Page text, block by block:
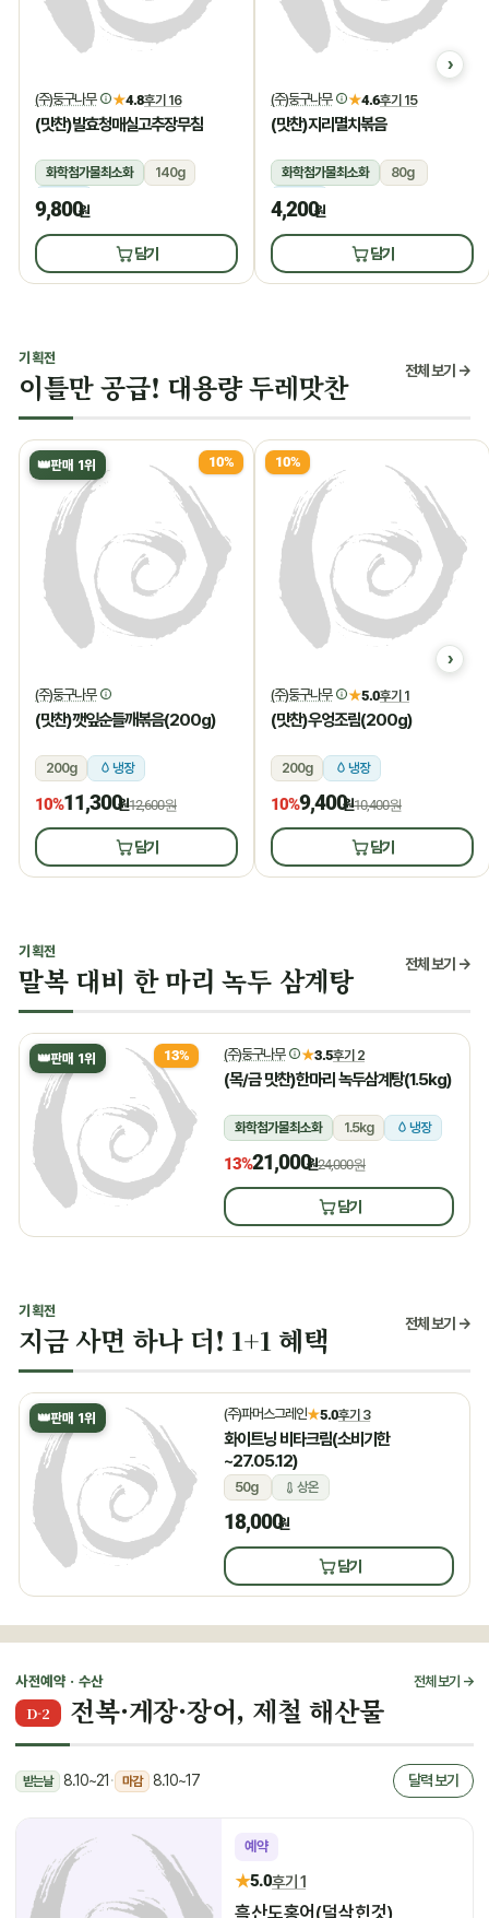
(주)둥구나무 ★4.8후기 16
(맛찬)발효청매실고추장무침
화학첨가물최소화
140g
냉장
9,800원
담기
(주)둥구나무 ★4.6후기 15
(맛찬)지리멸치볶음
화학첨가물최소화
80g
냉장
4,200원
담기
기획전
이틀만 공급! 대용량 두레맛찬 전체 보기 →
👑판매 1위 10%
(주)둥구나무
(맛찬)깻잎순들깨볶음(200g)
200g 냉장
10%11,300원12,600원
담기
10%
(주)둥구나무 ★5.0후기 1
(맛찬)우엉조림(200g)
200g 냉장
10%9,400원10,400원
담기
기획전
말복 대비 한 마리 녹두 삼계탕 전체 보기 →
👑판매 1위 13% (주)둥구나무 ★3.5후기 2
(목/금 맛찬)한마리 녹두삼계탕(1.5kg)
화학첨가물최소화 1.5kg 냉장
13%21,000원24,000원
담기
기획전
지금 사면 하나 더! 1+1 혜택 전체 보기 →
👑판매 1위 (주)파머스그레인★5.0후기 3
화이트닝 비타크림(소비기한
~27.05.12)
50g 상온
18,000원
담기
사전예약 · 수산 전체 보기 →
D-2 전복·게장·장어, 제철 해산물
받는날 8.10~21 · 마감 8.10~17 달력 보기
예약
★5.0후기 1
흑산도홍어(덜삭힌것)